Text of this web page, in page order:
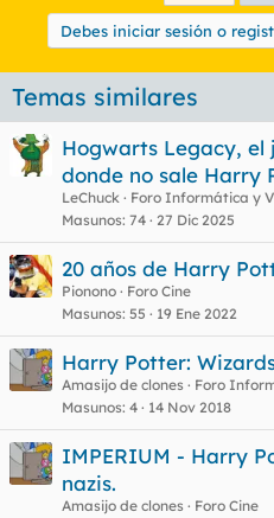
Debes iniciar sesión o
Temas similares
Hogwarts Legacy,
donde no sale Harry
LeChuck
Foro Informática y
Masunos 74 27 Dic 2025
20 años de Harry
Pionono
Foro Cine
Masunos 55 19 Ene 2022
Harry Potter:
Amasijo de clones
Foro
Masunos 4 14 Nov 2018
IMPERIUM - Harry
nazis.
Amasijo de clones
Foro Cine